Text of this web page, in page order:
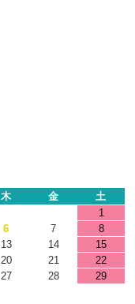
木 金
土
1
6 7
8
13 14
15
20 21
22
27 28
29